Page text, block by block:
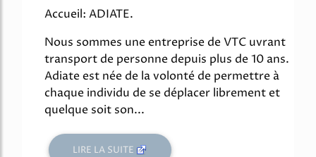
Accueil: ADIATE.
Nous sommes une entreprise de VTC uvrant
transport de personne depuis plus de 10 ans.
Adiate est née de la volonté de permettre à
chaque individu de se déplacer librement et
quelque soit son...
LIRE LA SUITE